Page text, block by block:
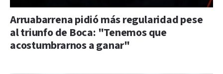
Arruabarrena pidió más regularidad pese
al triunfo de Boca: "Tenemos que
acostumbrarnos a ganar"